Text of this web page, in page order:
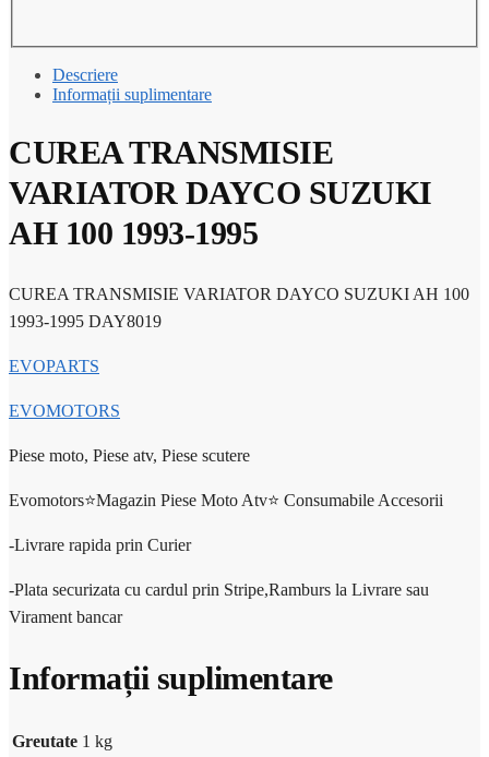
Descriere
Informații suplimentare
CUREA TRANSMISIE
VARIATOR DAYCO SUZUKI
AH 100 1993-1995
CUREA TRANSMISIE VARIATOR DAYCO SUZUKI AH 100
1993-1995 DAY8019
EVOPARTS
EVOMOTORS
Piese moto, Piese atv, Piese scutere
Evomotors⭐️Magazin Piese Moto Atv⭐️ Consumabile Accesorii
-Livrare rapida prin Curier
-Plata securizata cu cardul prin Stripe,Ramburs la Livrare sau
Virament bancar
Informații suplimentare
Greutate 1 kg